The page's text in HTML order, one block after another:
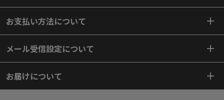
お支払い方法について
メール受信設定について
お届けについて